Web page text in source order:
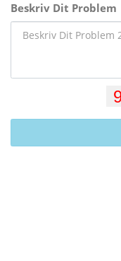
Beskriv Dit Problem